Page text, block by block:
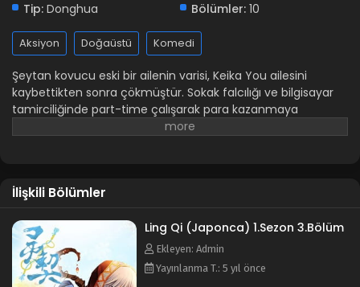
Tip: Donghua Bölümler: 10
Aksiyon Doğaüstü Komedi
Şeytan kovucu eski bir ailenin varisi, Keika You ailesini
kaybettikten sonra çökmüştür. Sokak falcılığı ve bilgisayar
tamirciliğinde part-time çalışarak para kazanmaya
çalışıyor. Bir gece hurdalıkta gizemli olduğu kadar karizmatik,
çarpmış ve hayalet olmuştur. Bu tam da yakışıklı şeytan
savaşmak için anlaşma yapmak istediği ana denk gelir.
Kahramanlarımızın arkadaşlığı burada başlar! Animenin
diğer isimleri: Spiritpact Soul Contract Spirit Contract Spirit
Pact 灵契
İlişkili Bölümler
Ling Qi (Japonca) 1.Sezon 3.Bölüm
Ekleyen: Admin
Yayınlanma T.: 5 yıl önce